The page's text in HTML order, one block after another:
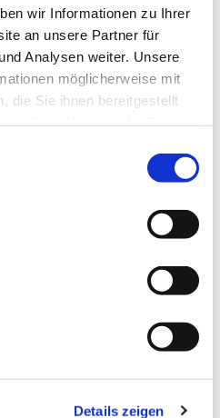
wir Informationen zu Ihrer
an unsere Partner für
Analysen weiter. Unsere
möglicherweise mit
die Sie ihnen bereitgestellt
Details zeigen